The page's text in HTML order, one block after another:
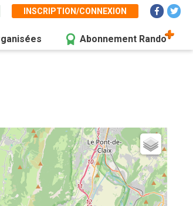
INSCRIPTION/CONNEXION
Abonnement Rando